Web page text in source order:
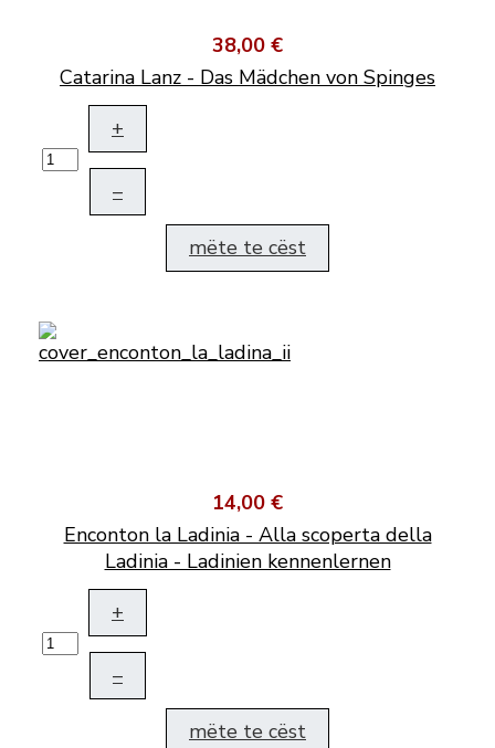
38,00 €
Catarina Lanz - Das Mädchen von Spinges
+
–
mëte te cëst
14,00 €
Enconton la Ladinia - Alla scoperta della
Ladinia - Ladinien kennenlernen
+
–
mëte te cëst